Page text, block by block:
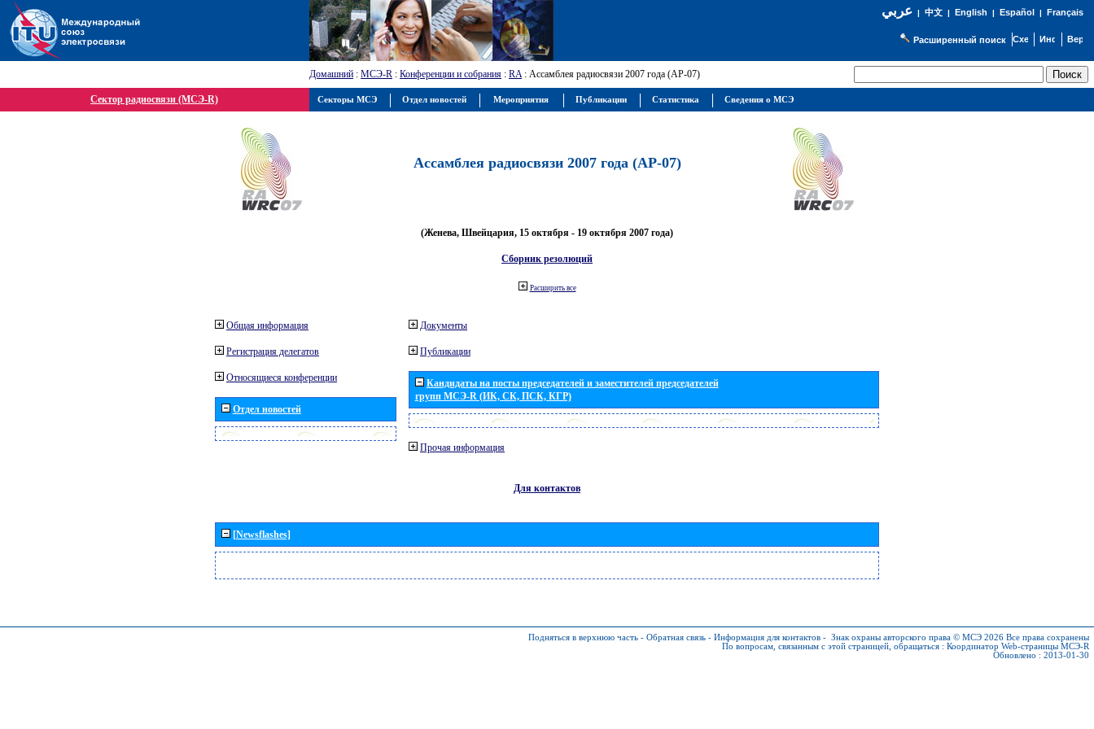
عربي| 中文| English | Español | Français
Расширенный поиск
Домашний : МСЭ-R : Конференции и собрания : RA: Ассамблея радиосвязи 2007 года (АР-07)
Сектор радиосвязи (МСЭ-R)
Ассамблея радиосвязи 2007 года (АР-07)
(Женева, Швейцария, 15 октября - 19 октября 2007 года)
Сборник резолюций
Расширить все
Общая информация
Регистрация делегатов
Относящиеся конференции
Отдел новостей
Документы
Публикации
Кандидаты на посты председателей и заместителей председателей
групп МСЭ-R (ИК, СК, ПСК, КГР)
Прочая информация
Для контактов
[Newsflashes]
Подняться в верхнюю часть - Обратная связь - Информация для контактов - Знак охраны авторского права © МСЭ 2026 Все права сохранены
По вопросам, связанным с этой страницей, обращаться : Координатор Web-страницы МСЭ-R
Обновлено : 2013-01-30
Секторы МСЭ Отдел новостей Мероприятия Публикации Статистика Сведения о МСЭ